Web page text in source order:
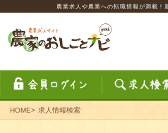
農業求人や農業への転職情報が満載！
HOME> 求人情報検索